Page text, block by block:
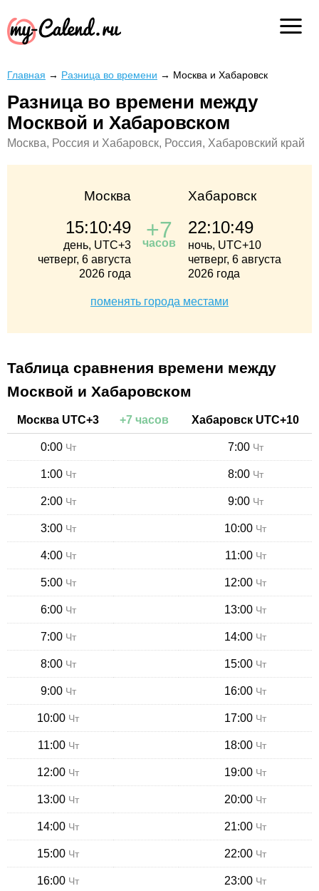
Главная → Разница во времени → Москва и Хабаровск
Разница во времени между
Москвой и Хабаровском
Москва, Россия и Хабаровск, Россия, Хабаровский край
Москва Хабаровск
15:10:49
день, UTC+3
четверг, 6 августа
2026 года
+7
часов
22:10:49
ночь, UTC+10
четверг, 6 августа
2026 года
поменять города местами
Таблица сравнения времени между
Москвой и Хабаровском
Москва UTC+3 +7 часов Хабаровск UTC+10
0:00 Чт 7:00 Чт
1:00 Чт 8:00 Чт
2:00 Чт 9:00 Чт
3:00 Чт 10:00 Чт
4:00 Чт 11:00 Чт
5:00 Чт 12:00 Чт
6:00 Чт 13:00 Чт
7:00 Чт 14:00 Чт
8:00 Чт 15:00 Чт
9:00 Чт 16:00 Чт
10:00 Чт 17:00 Чт
11:00 Чт 18:00 Чт
12:00 Чт 19:00 Чт
13:00 Чт 20:00 Чт
14:00 Чт 21:00 Чт
15:00 Чт 22:00 Чт
16:00 Чт 23:00 Чт